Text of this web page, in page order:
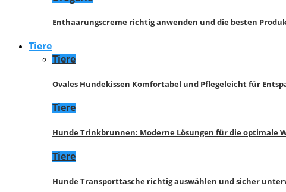
Enthaarungscreme richtig anwenden und die besten
Tiere
Tiere
Ovales Hundekissen Komfortabel und Pflegeleicht für
Tiere
Hunde Trinkbrunnen: Moderne Lösungen für die optimale
Tiere
Hunde Transporttasche richtig auswählen und sicher